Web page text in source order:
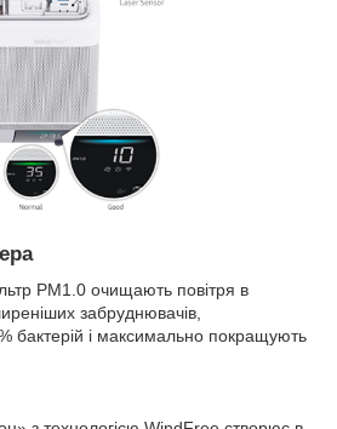
PM1.0 очищають повітря в
забруднювачів,
бактерій і максимально покращують